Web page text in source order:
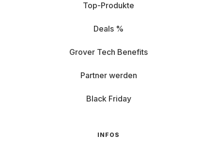
Top-Produkte
Deals %
Grover Tech Benefits
Partner werden
Black Friday
INFOS